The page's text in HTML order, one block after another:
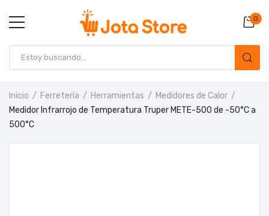
0
Inicio Ferretería Herramientas
Medidores de Calor
Medidor Infrarrojo de Temperatura Truper METE-500 de -50°C a
500°C